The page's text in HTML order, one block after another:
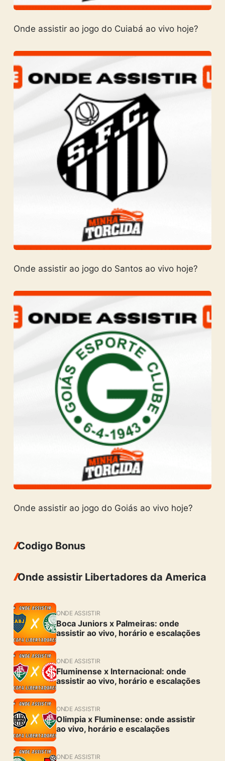
Onde assistir ao jogo do Cuiabá ao vivo hoje?
Onde assistir ao jogo do Santos ao vivo hoje?
Onde assistir ao jogo do Goiás ao vivo hoje?
Codigo Bonus
Onde assistir Libertadores da America
ONDE ASSISTIR
Boca Juniors x Palmeiras: onde
assistir ao vivo, horário e escalações
ONDE ASSISTIR
Fluminense x Internacional: onde
assistir ao vivo, horário e escalações
ONDE ASSISTIR
Olimpia x Fluminense: onde assistir
ao vivo, horário e escalações
ONDE ASSISTIR